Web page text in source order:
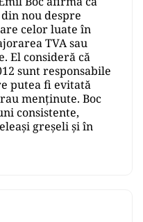
nou despre
celor luate în
TVA sau
El consideră că
sunt responsabile
putea fi evitată
menținute. Boc
consistente,
greșeli și în